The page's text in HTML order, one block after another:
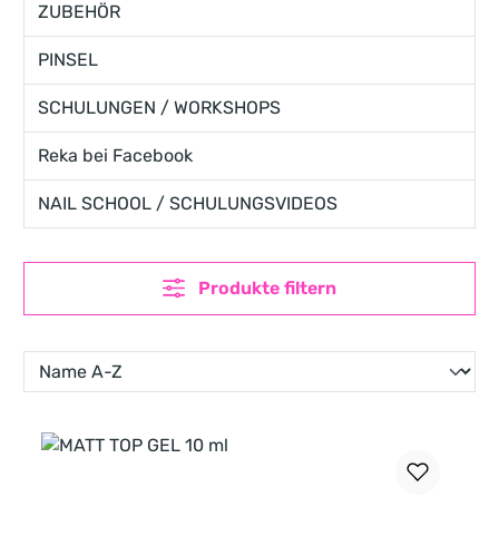
ZUBEHÖR
PINSEL
SCHULUNGEN / WORKSHOPS
Reka bei Facebook
NAIL SCHOOL / SCHULUNGSVIDEOS
Produkte filtern